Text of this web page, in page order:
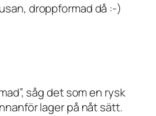
droppformad då :-)
såg det som en rysk
lager på nåt sätt.